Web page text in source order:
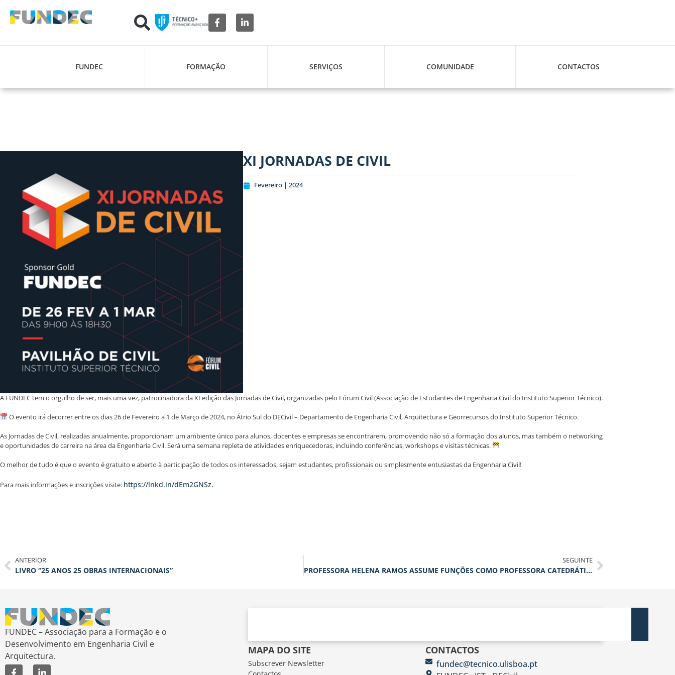
FUNDEC FORMAÇÃO SERVIÇOS COMUNIDADE CONTACTOS
XI JORNADAS DE CIVIL
Fevereiro | 2024
A FUNDEC tem o orgulho de ser, mais uma vez, patrocinadora da XI edição das Jornadas de Civil, organizadas pelo Fórum Civil (Associação de Estudantes de Engenharia Civil do Instituto Superior Técnico).
O evento irá decorrer entre os dias 26 de Fevereiro a 1 de Março de 2024, no Átrio Sul do DECivil – Departamento de Engenharia Civil, Arquitectura e Georrecursos do Instituto Superior Técnico.
As Jornadas de Civil, realizadas anualmente, proporcionam um ambiente único para alunos, docentes e empresas se encontrarem, promovendo não só a formação dos alunos, mas também o networking
e oportunidades de carreira na área da Engenharia Civil. Será uma semana repleta de atividades enriquecedoras, incluindo conferências, workshops e visitas técnicas.
O melhor de tudo é que o evento é gratuito e aberto à participação de todos os interessados, sejam estudantes, profissionais ou simplesmente entusiastas da Engenharia Civil!
Para mais informações e inscrições visite: https://lnkd.in/dEm2GNSz.
ANTERIOR
LIVRO “25 ANOS 25 OBRAS INTERNACIONAIS”
SEGUINTE
PROFESSORA HELENA RAMOS ASSUME FUNÇÕES COMO PROFESSORA CATEDRÁTICA
FUNDEC – Associação para a Formação e o
Desenvolvimento em Engenharia Civil e
Arquitectura.
MAPA DO SITE
Subscrever Newsletter
CONTACTOS
fundec@tecnico.ulisboa.pt